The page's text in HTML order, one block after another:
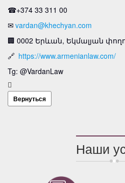
☎+374 33 311 00
✉ vardan@khechyan.com
🏢 0002 Երևան, Եկմալյան
🔗 https://www.armenianlaw.com/
Tg: @VardanLaw
Вернуться
Наши